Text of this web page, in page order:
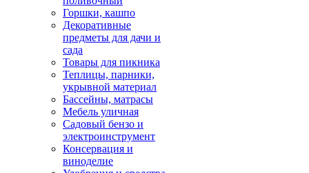
Горшки, кашпо
Декоративные
предметы для дачи и
сада
Товары для пикника
Теплицы, парники,
укрывной материал
Бассейны, матрасы
Мебель уличная
Садовый бензо и
электроинструмент
Консервация и
виноделие